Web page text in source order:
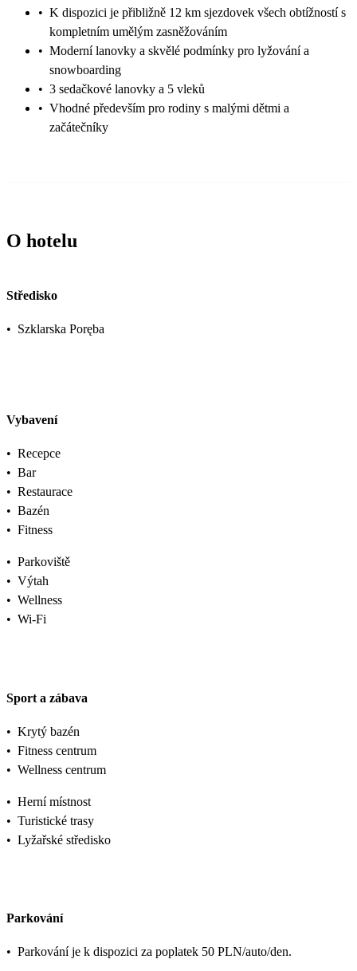
• K dispozici je přibližně 12 km sjezdovek všech obtížností s
kompletním umělým zasněžováním
• Moderní lanovky a skvělé podmínky pro lyžování a
snowboarding
• 3 sedačkové lanovky a 5 vleků
• Vhodné především pro rodiny s malými dětmi a
začátečníky
O hotelu
Středisko
• Szklarska Poręba
Vybavení
• Recepce
• Bar
• Restaurace
• Bazén
• Fitness
• Parkoviště
• Výtah
• Wellness
• Wi-Fi
Sport a zábava
• Krytý bazén
• Fitness centrum
• Wellness centrum
• Herní místnost
• Turistické trasy
• Lyžařské středisko
Parkování
• Parkování je k dispozici za poplatek 50 PLN/auto/den.